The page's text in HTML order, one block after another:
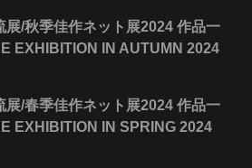
展/秋季佳作ネット展2024 作品一
EXHIBITION IN AUTUMN 2024
展/春季佳作ネット展2024 作品一
EXHIBITION IN SPRING 2024